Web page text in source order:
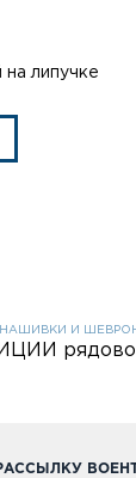
липучке
НАШИВКИ И